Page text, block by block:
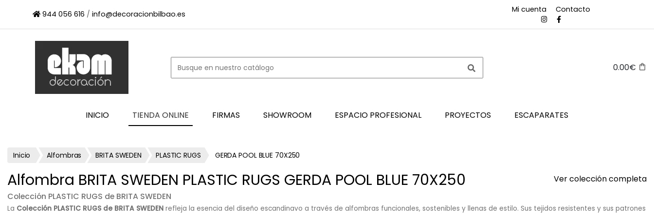
944 056 616 / info@decoracionbilbao.es
Mi cuenta Contacto
0.00€
INICIO TIENDA ONLINE FIRMAS SHOWROOM ESPACIO PROFESIONAL PROYECTOS ESCAPARATES
INICIO
SHOWROOM
ESCAPARATES
CONTACTO
Inicio Alfombras BRITA SWEDEN PLASTIC RUGS GERDA POOL BLUE 70X250
Alfombra BRITA SWEDEN PLASTIC RUGS GERDA POOL BLUE 70X250
Ver colección completa
Colección PLASTIC RUGS de BRITA SWEDEN
La Colección PLASTIC RUGS de BRITA SWEDEN refleja la esencia del diseño escandinavo a través de alfombras funcionales, sostenibles y llenas de estilo. Sus tejidos resistentes y sus patrones